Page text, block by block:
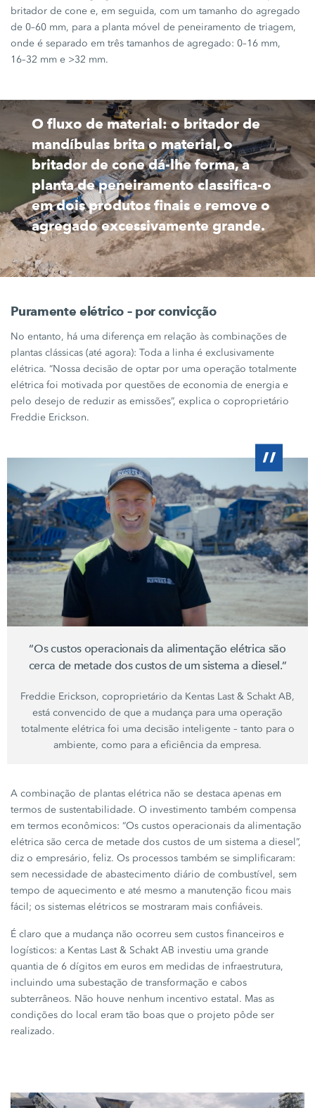
britador de cone e, em seguida, com um tamanho do agregado
de0–60 mm, para a planta móvel de peneiramento de triagem,
onde é separado em três tamanhos de agregado:0–16 mm,
16–32 mm e >32 mm.
O fluxo de material: o britador de
mandíbulas brita o material, o
britador de cone dá-lhe forma, a
planta de peneiramento classifica-o
em dois produtos finais e remove o
agregado excessivamente grande.
Puramente elétrico – por convicção
No entanto, há uma diferença em relação às combinações de
plantas clássicas (até agora): Toda a linha é exclusivamente
elétrica. “Nossa decisão de optar por uma operação totalmente
elétrica foi motivada por questões de economia de energia e
pelo desejo de reduzir as emissões”, explica o coproprietário
Freddie Erickson.
“Os custos operacionais da alimentação elétrica são
cerca de metade dos custos de um sistema a diesel.”
Freddie Erickson, coproprietário da Kentas Last& Schakt AB,
está convencido de que a mudança para uma operação
totalmente elétrica foi uma decisão inteligente – tanto para o
ambiente, como para a eficiência da empresa.
A combinação de plantas elétrica não se destaca apenas em
termos de sustentabilidade. O investimento também compensa
em termos econômicos: “Os custos operacionais da alimentação
elétrica são cerca de metade dos custos de um sistema a diesel”,
diz o empresário, feliz. Os processos também se simplificaram:
sem necessidade de abastecimento diário de combustível, sem
tempo de aquecimento e até mesmo a manutenção ficou mais
fácil; os sistemas elétricos se mostraram mais confiáveis.
É claro que a mudança não ocorreu sem custos financeiros e
logísticos: a Kentas Last& Schakt AB investiu uma grande
quantia de 6 dígitos em euros em medidas de infraestrutura,
incluindo uma subestação de transformação e cabos
subterrâneos. Não houve nenhum incentivo estatal. Mas as
condições do local eram tão boas que o projeto pôde ser
realizado.